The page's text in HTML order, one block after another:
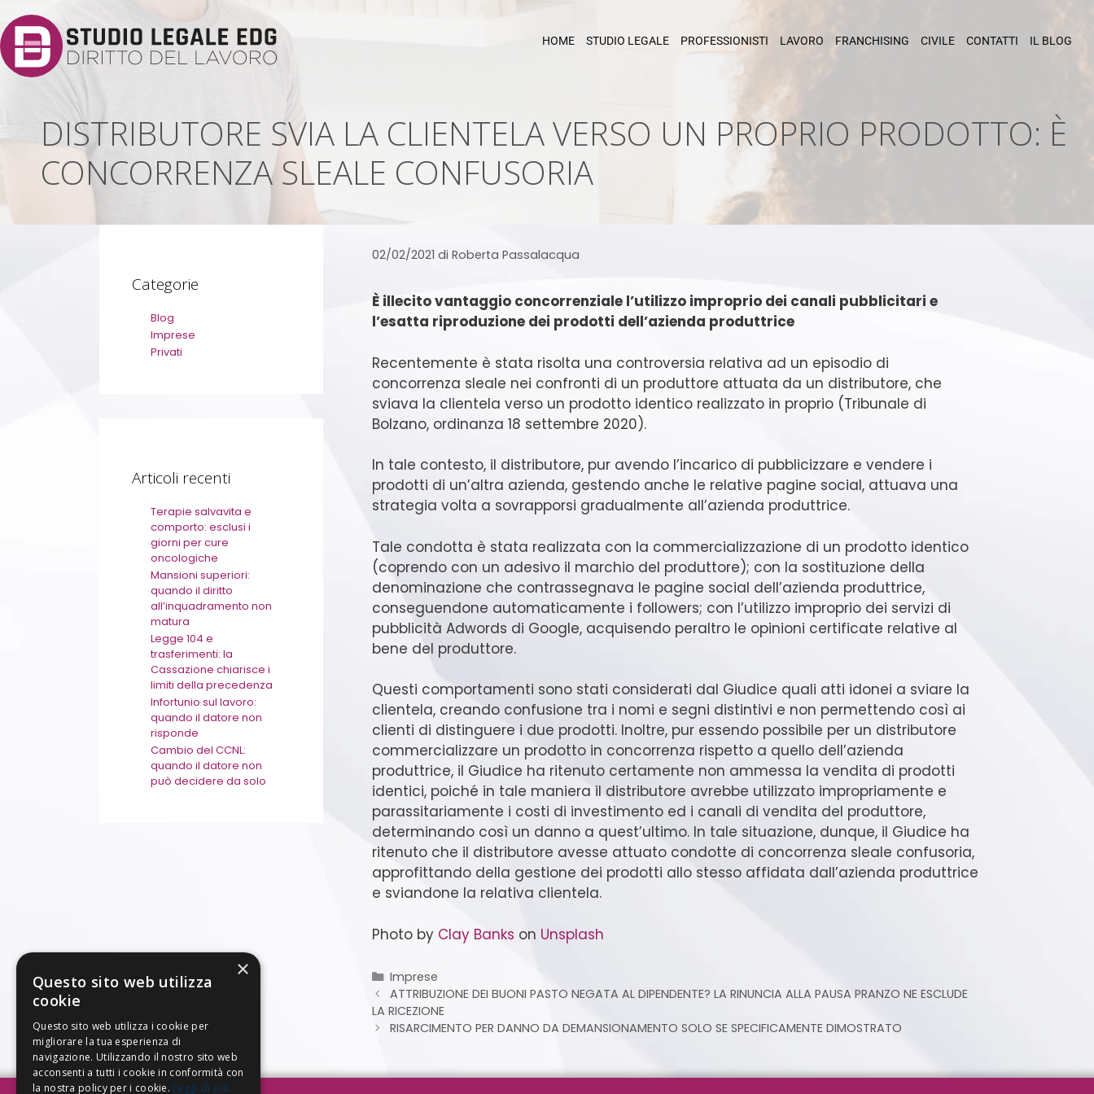
HOME STUDIO LEGALE PROFESSIONISTI LAVORO FRANCHISING CIVILE CONTATTI IL BLOG
DISTRIBUTORE SVIA LA CLIENTELA VERSO UN PROPRIO PRODOTTO: È
CONCORRENZA SLEALE CONFUSORIA
02/02/2021 di Roberta Passalacqua
E ̀ illecito vantaggio concorrenziale l’utilizzo improprio dei canali pubblicitari e
l’esatta riproduzione dei prodotti dell’azienda produttrice
Recentemente è stata risolta una controversia relativa ad un episodio di
concorrenza sleale nei confronti di un produttore attuata da un distributore, che
sviava la clientela verso un prodotto identico realizzato in proprio (Tribunale di
Bolzano, ordinanza 18 settembre 2020).
In tale contesto, il distributore, pur avendo l’incarico di pubblicizzare e vendere i
prodotti di un’altra azienda, gestendo anche le relative pagine social, attuava una
strategia volta a sovrapporsi gradualmente all’azienda produttrice.
Tale condotta è stata realizzata con la commercializzazione di un prodotto identico
(coprendo con un adesivo il marchio del produttore); con la sostituzione della
denominazione che contrassegnava le pagine social dell’azienda produttrice,
conseguendone automaticamente i followers; con l’utilizzo improprio dei servizi di
pubblicità Adwords di Google, acquisendo peraltro le opinioni certificate relative al
bene del produttore.
Questi comportamenti sono stati considerati dal Giudice quali atti idonei a sviare la
clientela, creando confusione tra i nomi e segni distintivi e non permettendo così ai
clienti di distinguere i due prodotti. Inoltre, pur essendo possibile per un distributore
commercializzare un prodotto in concorrenza rispetto a quello dell’azienda
produttrice, il Giudice ha ritenuto certamente non ammessa la vendita di prodotti
identici, poiché in tale maniera il distributore avrebbe utilizzato impropriamente e
parassitariamente i costi di investimento ed i canali di vendita del produttore,
determinando così un danno a quest’ultimo. In tale situazione, dunque, il Giudice ha
ritenuto che il distributore avesse attuato condotte di concorrenza sleale confusoria,
approfittando della gestione dei prodotti allo stesso affidata dall’azienda produttrice
e sviandone la relativa clientela.
Photo by Clay Banks on Unsplash
Imprese
ATTRIBUZIONE DEI BUONI PASTO NEGATA AL DIPENDENTE? LA RINUNCIA ALLA PAUSA PRANZO NE ESCLUDE
LA RICEZIONE
RISARCIMENTO PER DANNO DA DEMANSIONAMENTO SOLO SE SPECIFICAMENTE DIMOSTRATO
Categorie
Blog
Imprese
Privati
Articoli recenti
Terapie salvavita e
comporto: esclusi i
giorni per cure
oncologiche
Mansioni superiori:
quando il diritto
all’inquadramento non
matura
Legge 104 e
trasferimenti: la
Cassazione chiarisce i
limiti della precedenza
Infortunio sul lavoro:
quando il datore non
risponde
Cambio del CCNL:
quando il datore non
può decidere da solo
×
Questo sito web utilizza
cookie
Questo sito web utilizza i cookie per
migliorare la tua esperienza di
navigazione. Utilizzando il nostro sito web
acconsenti a tutti i cookie in conformità con
la nostra policy per i cookie. Leggi di più